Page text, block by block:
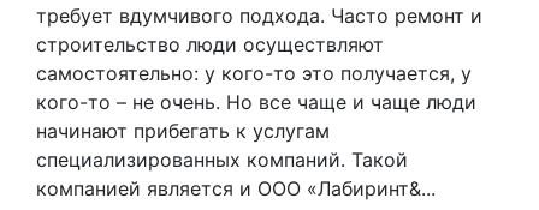
требует вдумчивого подхода. Часто ремонт и
строительство люди осуществляют
самостоятельно: у кого-то это получается, у
кого-то – не очень. Но все чаще и чаще люди
начинают прибегать к услугам
специализированных компаний. Такой
компанией является и ООО «Лабиринт&...